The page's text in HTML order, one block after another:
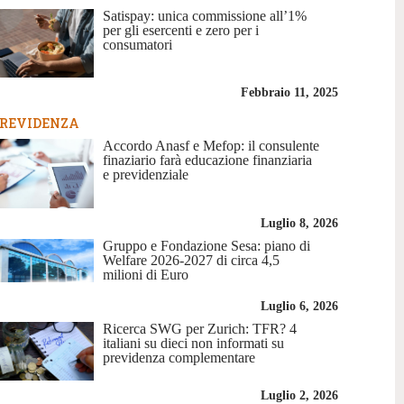
Satispay: unica commissione all’1%
per gli esercenti e zero per i
consumatori
Febbraio 11, 2025
Accordo Anasf e Mefop: il consulente
finaziario farà educazione finanziaria
e previdenziale
Luglio 8, 2026
Gruppo e Fondazione Sesa: piano di
Welfare 2026-2027 di circa 4,5
milioni di Euro
Luglio 6, 2026
Ricerca SWG per Zurich: TFR? 4
italiani su dieci non informati su
previdenza complementare
Luglio 2, 2026